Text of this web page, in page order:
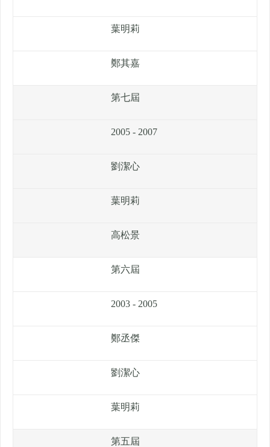
葉明莉
鄭其嘉
第七屆
2005 - 2007
劉潔心
葉明莉
高松景
第六屆
2003 - 2005
鄭丞傑
劉潔心
葉明莉
第五屆